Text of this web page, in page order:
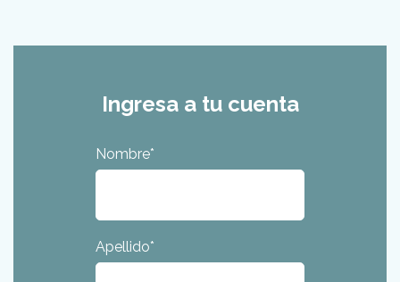
Ingresa a tu cuenta
Nombre*
Apellido*